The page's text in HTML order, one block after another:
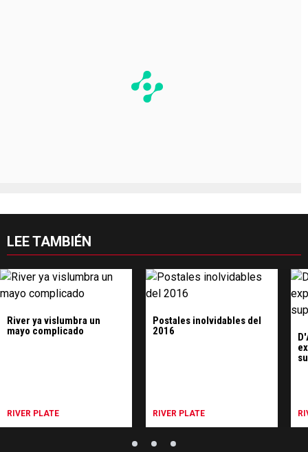
LEE TAMBIÉN
River ya vislumbra un
mayo complicado
RIVER PLATE
Postales inolvidables del
2016
RIVER PLATE